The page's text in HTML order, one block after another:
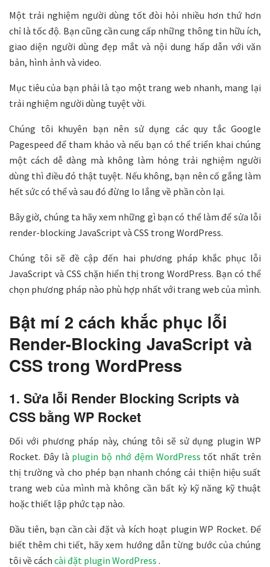
Một trải nghiệm người dùng tốt đòi hỏi nhiều hơn thứ hơn
chỉ là tốc độ. Bạn cũng cần cung cấp những thông tin hữu ích,
giao diện người dùng đẹp mắt và nội dung hấp dẫn với văn
bản, hình ảnh và video.
Mục tiêu của bạn phải là tạo một trang web nhanh, mang lại
trải nghiệm người dùng tuyệt vời.
Chúng tôi khuyên bạn nên sử dụng các quy tắc Google
Pagespeed để tham khảo và nếu bạn có thể triển khai chúng
một cách dễ dàng mà không làm hỏng trải nghiệm người
dùng thì điều đó thật tuyệt. Nếu không, bạn nên cố gắng làm
hết sức có thể và sau đó đừng lo lắng về phần còn lại.
Bây giờ, chúng ta hãy xem những gì bạn có thể làm để sửa lỗi
render-blocking JavaScript và CSS trong WordPress.
Chúng tôi sẽ đề cập đến hai phương pháp khắc phục lỗi
JavaScript và CSS chặn hiển thị trong WordPress. Bạn có thể
chọn phương pháp nào phù hợp nhất với trang web của mình.
Bật mí 2 cách khắc phục lỗi
Render-Blocking JavaScript và
CSS trong WordPress
1. Sửa lỗi Render Blocking Scripts và
CSS bằng WP Rocket
Đối với phương pháp này, chúng tôi sẽ sử dụng plugin WP
Rocket. Đây là plugin bộ nhớ đệm WordPress tốt nhất trên
thị trường và cho phép bạn nhanh chóng cải thiện hiệu suất
trang web của mình mà không cần bất kỳ kỹ năng kỹ thuật
hoặc thiết lập phức tạp nào.
Đầu tiên, bạn cần cài đặt và kích hoạt plugin WP Rocket. Để
biết thêm chi tiết, hãy xem hướng dẫn từng bước của chúng
tôi về cách cài đặt plugin WordPress .